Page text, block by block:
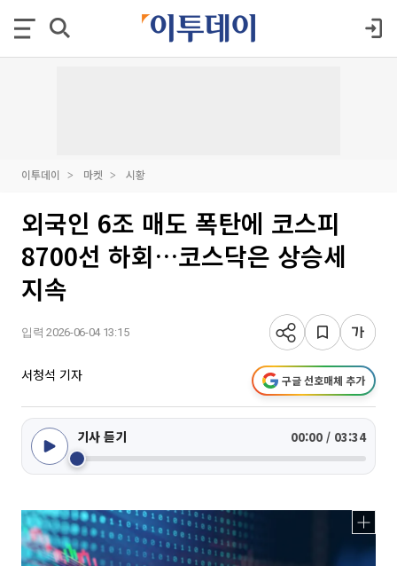
이투데이 마켓 시황
외국인 6조 매도 폭탄에 코스피
8700선 하회…코스닥은 상승세
지속
입력 2026-06-04 13:15
서청석 기자 구글 선호매체 추가
기사 듣기 00:00 / 03:34